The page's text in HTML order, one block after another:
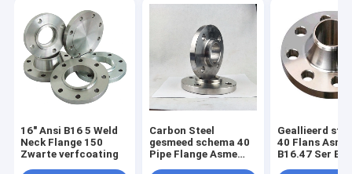
16" Ansi B16 5 Weld
Neck Flange 150
Zwarte verfcoating
Carbon Steel
gesmeed schema 40
Pipe Flange Asme
Geallieerd
40 Flans Asme
B16.47 Ser B